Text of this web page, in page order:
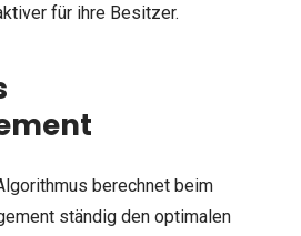
für ihre Besitzer.
berechnet beim
ständig den optimalen